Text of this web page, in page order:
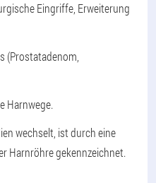
Eingriffe, Erweiterung
(Prostatadenom,
Harnwege.
wechselt, ist durch eine
Harnröhre gekennzeichnet.